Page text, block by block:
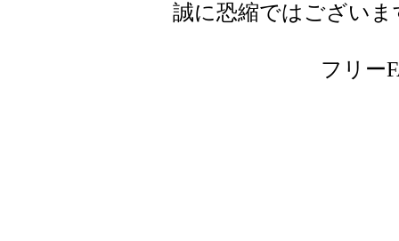
誠に恐縮ではござい
フリー